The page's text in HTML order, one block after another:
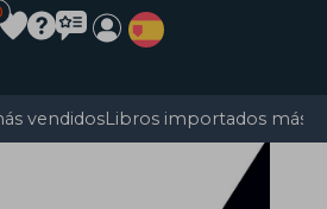
vendidosLibros importados más